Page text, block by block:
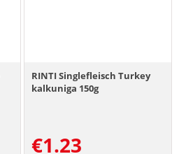
RINTI Singlefleisch Turkey
kalkuniga 150g
€1.23